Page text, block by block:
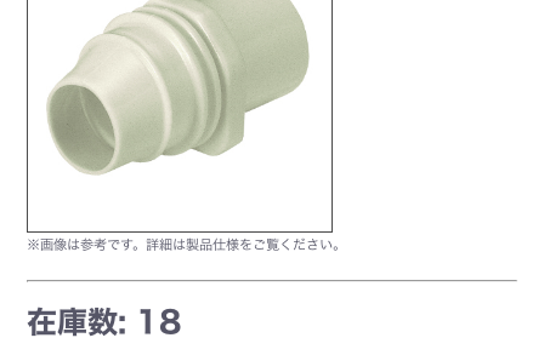
※画像は参考です。詳細は製品仕様をご覧ください。
在庫数: 18